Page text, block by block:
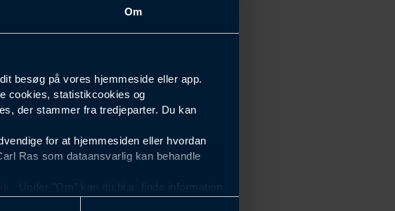
Om
besøg på vores hjemmeside eller app.
cookies, statistikcookies og
der stammer fra tredjeparter. Du kan
for at hjemmesiden eller hvordan
Ras som dataansvarlig kan behandle
. Under "Om" kan du bl.a. finde information